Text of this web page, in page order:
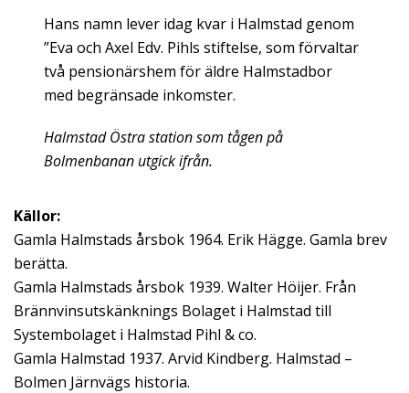
Hans namn lever idag kvar i Halmstad genom
”Eva och Axel Edv. Pihls stiftelse, som förvaltar
två pensionärshem för äldre Halmstadbor
med begränsade inkomster.
Halmstad Östra station som tågen på
Bolmenbanan utgick ifrån.
Källor:
Gamla Halmstads årsbok 1964. Erik Hägge. Gamla brev
berätta.
Gamla Halmstads årsbok 1939. Walter Höijer. Från
Brännvinsutskänknings Bolaget i Halmstad till
Systembolaget i Halmstad Pihl & co.
Gamla Halmstad 1937. Arvid Kindberg. Halmstad –
Bolmen Järnvägs historia.